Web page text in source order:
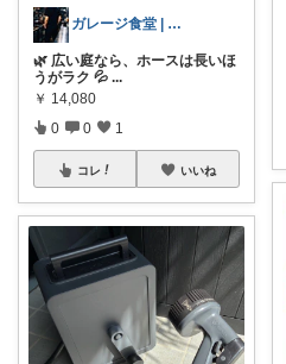
ガレージ食堂 | 開業準備中
🌿 広い庭なら、ホースは長いほ
うがラク 💦 ...
￥ 14,080
0 0 1
コレ いいね